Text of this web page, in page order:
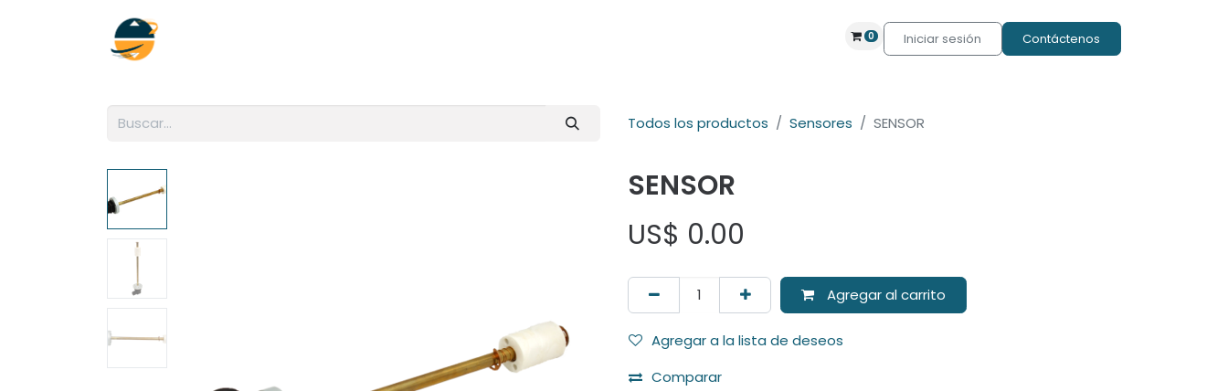
0 Iniciar sesión Contáctenos
Todos los productos Sensores SENSOR
SENSOR
US$ 0.00
Agregar al carrito
Agregar a la lista de deseos
Comparar